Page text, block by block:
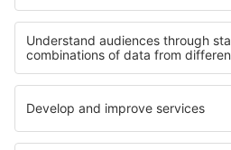
Hoteluri în Joure Hoteluri în
Cele mai bune hoteluri - regiuni
Hoteluri in Polonia Mare
Hoteluri în Tayrona National Park